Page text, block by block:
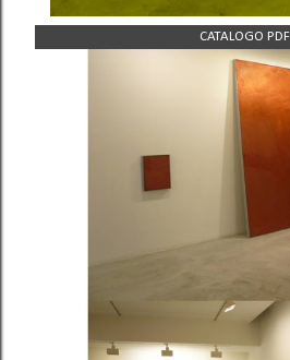
CATALOGO PDF